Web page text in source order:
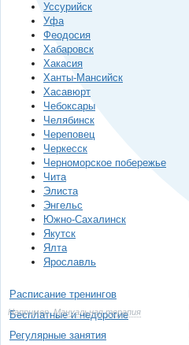
Уссурийск
Уфа
Феодосия
Хабаровск
Хакасия
Ханты-Мансийск
Хасавюрт
Чебоксары
Челябинск
Череповец
Черкесск
Черноморское побережье
Чита
Элиста
Энгельс
Южно-Сахалинск
Якутск
Ялта
Ярославль
Например, Мануальная терапия
Расписание тренингов
Бесплатные и недорогие
Регулярные занятия